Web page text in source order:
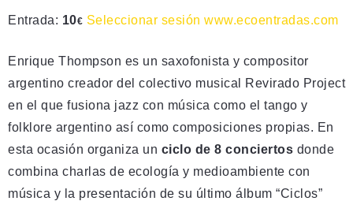
Entrada: 10€ Seleccionar sesión www.ecoentradas.com
Enrique Thompson es un saxofonista y compositor
argentino creador del colectivo musical Revirado Project
en el que fusiona jazz con música como el tango y
folklore argentino así como composiciones propias. En
esta ocasión organiza un ciclo de 8 conciertos donde
combina charlas de ecología y medioambiente con
música y la presentación de su último álbum “Ciclos”